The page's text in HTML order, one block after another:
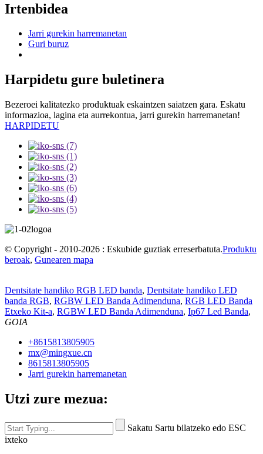
Irtenbidea
Jarri gurekin harremanetan
Guri buruz
Harpidetu gure buletinera
Bezeroei kalitatezko produktuak eskaintzen saiatzen gara. Eskatu
informazioa, lagina eta aurrekontua, jarri gurekin harremanetan!
HARPIDETU
© Copyright - 2010-2026 : Eskubide guztiak erreserbatuta.Produktu
beroak, Gunearen mapa
Dentsitate handiko RGB LED banda, Dentsitate handiko LED
banda RGB, RGBW LED Banda Adimenduna, RGB LED Banda
Etxeko Kit-a, RGBW LED Banda Adimenduna, Ip67 Led Banda,
GOIA
+8615813805905
mx@mingxue.cn
8615813805905
Jarri gurekin harremanetan
Utzi zure mezua:
Sakatu Sartu bilatzeko edo ESC
ixteko